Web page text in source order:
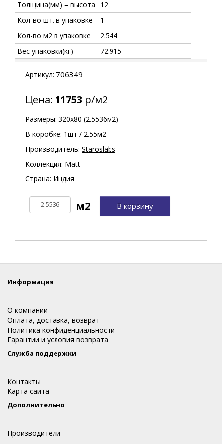
Толщина(мм) = высота
12
Кол-во шт. в упаковке
1
Кол-во м2 в упаковке
2.544
Вес упаковки(кг)
72.915
Артикул: 706349
Цена: 11753 р/м2
Размеры: 320х80 (2.5536м2)
В коробке: 1шт / 2.55м2
Производитель: Staroslabs
Коллекция: Matt
Страна: Индия
В корзину
Информация
О компании
Оплата, доставка, возврат
Политика конфиденциальности
Гарантии и условия возврата
Служба поддержки
Контакты
Карта сайта
Дополнительно
Производители